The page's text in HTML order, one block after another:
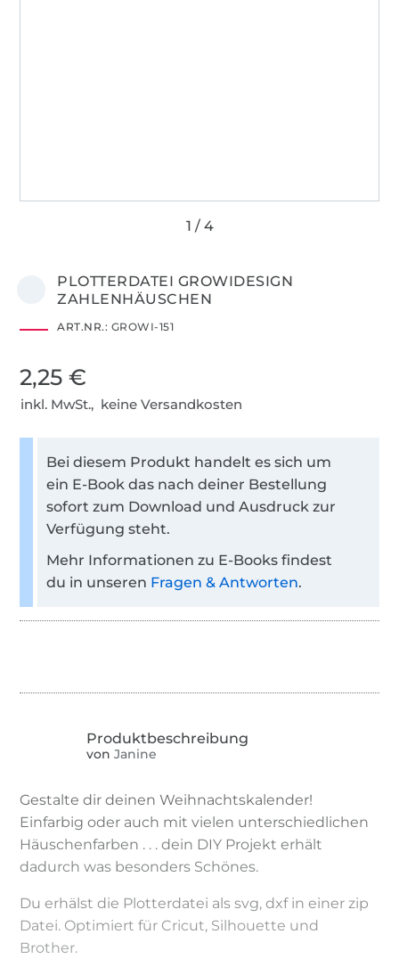
PLOTTERDATEI GROWIDESIGN
ZAHLENHÄUSCHEN
ART.NR.: GROWI-151
2,25 €
inkl. MwSt., keine Versandkosten
Bei diesem Produkt handelt es sich um
ein E-Book das nach deiner Bestellung
sofort zum Download und Ausdruck zur
Verfügung steht.
Mehr Informationen zu E-Books findest
du in unseren Fragen & Antworten.
von Janine
Gestalte dir deinen Weihnachtskalender!
Einfarbig oder auch mit vielen unterschiedlichen
Häuschenfarben . . . dein DIY Projekt erhält
dadurch was besonders Schönes.
Du erhälst die Plotterdatei als svg, dxf in einer zip
Datei. Optimiert für Cricut, Silhouette und
Brother.